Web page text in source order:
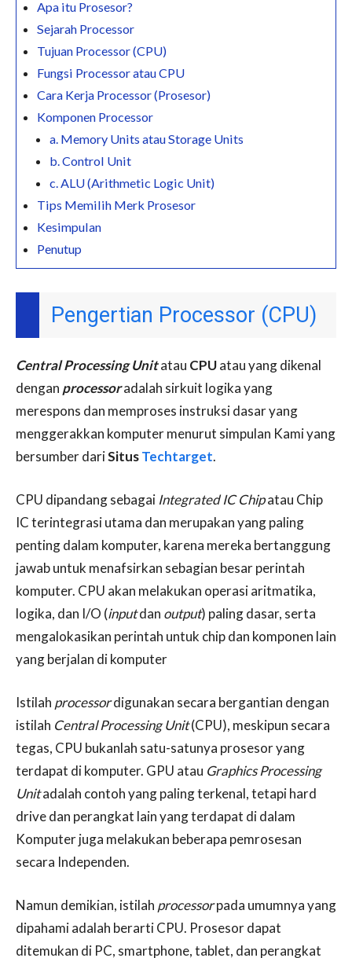
Apa itu Prosesor?
Sejarah Processor
Tujuan Processor (CPU)
Fungsi Processor atau CPU
Cara Kerja Processor (Prosesor)
Komponen Processor
a. Memory Units atau Storage Units
b. Control Unit
c. ALU (Arithmetic Logic Unit)
Tips Memilih Merk Prosesor
Kesimpulan
Penutup
Pengertian Processor (CPU)
Central Processing Unitatau CPUatau yang dikenal
dengan processoradalah sirkuit logika yang
merespons dan memproses instruksi dasar yang
menggerakkan komputer menurut simpulan Kami yang
bersumber dariSitusTechtarget.
CPU dipandang sebagai Integrated IC Chipatau Chip
IC terintegrasi utama dan merupakan yang paling
penting dalam komputer, karena mereka bertanggung
jawab untuk menafsirkan sebagian besar perintah
komputer. CPU akan melakukan operasi aritmatika,
logika, dan I/O (inputdan output) paling dasar, serta
mengalokasikan perintah untuk chip dan komponen lain
yang berjalan di komputer
Istilah processordigunakan secara bergantian dengan
istilah Central Processing Unit(CPU), meskipun secara
tegas, CPU bukanlah satu-satunya prosesor yang
terdapat di komputer. GPU atau Graphics Processing
Unitadalah contoh yang paling terkenal, tetapi hard
drive dan perangkat lain yang terdapat di dalam
Komputer juga melakukan beberapa pemrosesan
secara Independen.
Namun demikian, istilah processorpada umumnya yang
dipahami adalah berarti CPU. Prosesor dapat
ditemukan di PC, smartphone, tablet, dan perangkat